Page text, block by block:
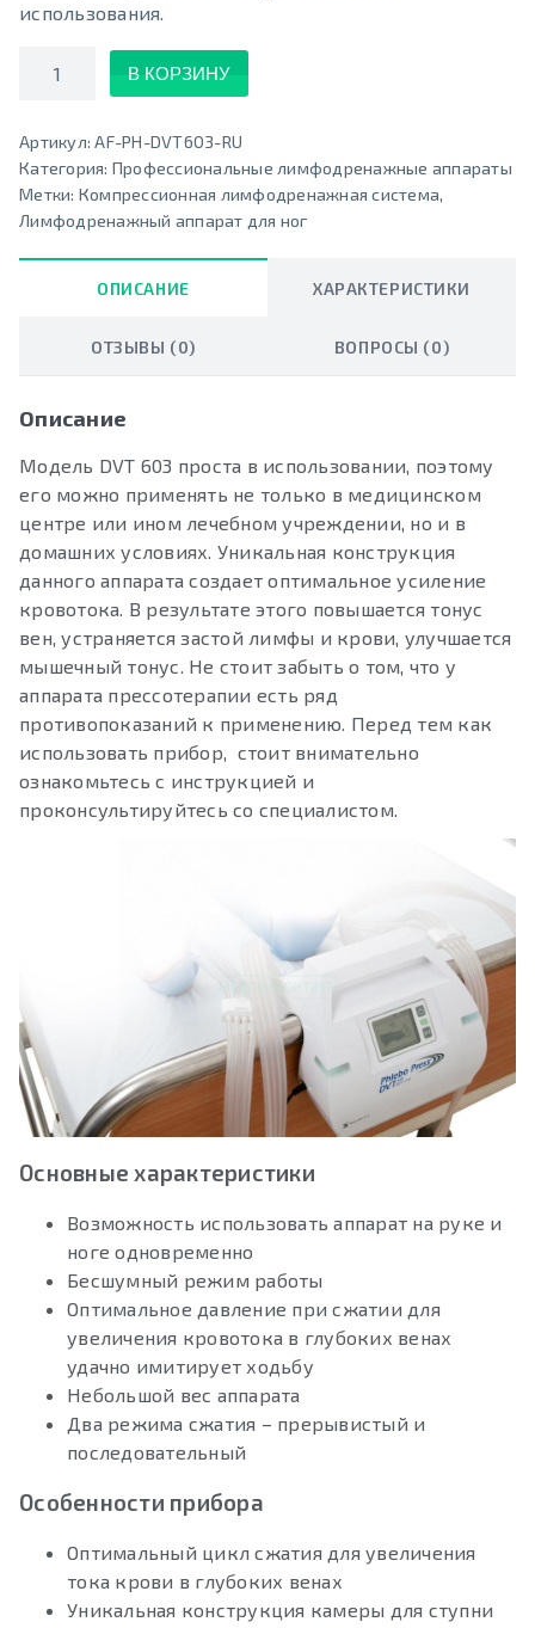
использования.
Количество
В КОРЗИНУ
Артикул:AF-PH-DVT603-RU
Категория: Профессиональные лимфодренажные аппараты
Метки: Компрессионная лимфодренажная система,
Лимфодренажный аппарат для ног
ОПИСАНИЕ ХАРАКТЕРИСТИКИ
ОТЗЫВЫ (0) ВОПРОСЫ (0)
Описание
Модель DVT 603 проста в использовании, поэтому
его можно применять не только в медицинском
центре или ином лечебном учреждении, но и в
домашних условиях. Уникальная конструкция
данного аппарата создает оптимальное усиление
кровотока. В результате этого повышается тонус
вен, устраняется застой лимфы и крови, улучшается
мышечный тонус. Не стоит забыть о том, что у
аппарата прессотерапии есть ряд
противопоказаний к применению. Перед тем как
использовать прибор, стоит внимательно
ознакомьтесь с инструкцией и
проконсультируйтесь со специалистом.
Основные характеристики
Возможность использовать аппарат на руке и
ноге одновременно
Бесшумный режим работы
Оптимальное давление при сжатии для
увеличения кровотока в глубоких венах
удачно имитирует ходьбу
Небольшой вес аппарата
Два режима сжатия – прерывистый и
последовательный
Особенности прибора
Оптимальный цикл сжатия для увеличения
тока крови в глубоких венах
Уникальная конструкция камеры для ступни